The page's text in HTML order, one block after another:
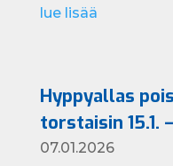
lue lisää
Hyppyallas
torstaisin 15.1.
07.01.2026